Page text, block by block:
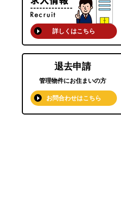
詳しくはこちら
退去申請
管理物件にお住まいの方
お問合わせはこちら